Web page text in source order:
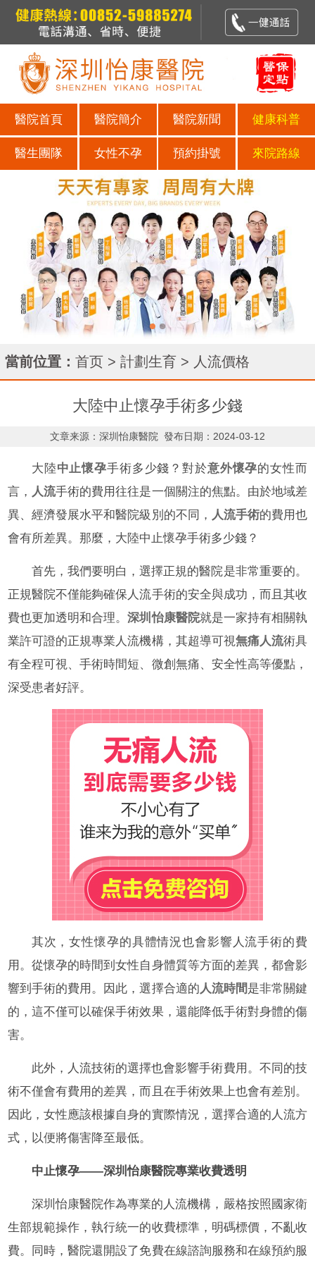
醫院首頁 醫院簡介 醫院新聞 健康科普
醫生團隊 女性不孕 預約掛號 來院路線
當前位置： 首页 > 計劃生育 > 人流價格
大陸中止懷孕手術多少錢
文章来源：深圳怡康醫院 發布日期：2024-03-12
大陸中止懷孕手術多少錢？對於意外懷孕的女性而
言， 人流手術的費用往往是一個關注的焦點。由於地域差
異、經濟發展水平和醫院級別的不同， 人流手術的費用也
會有所差異。那麼，大陸中止懷孕手術多少錢？
首先，我們要明白，選擇正規的醫院是非常重要的。
正規醫院不僅能夠確保人流手術的安全與成功，而且其收
費也更加透明和合理。深圳怡康醫院就是一家持有相關執
業許可證的正規專業人流機構，其超導可視無痛人流術具
有全程可視、手術時間短、微創無痛、安全性高等優點，
深受患者好評。
其次，女性懷孕的具體情況也會影響人流手術的費
用。從懷孕的時間到女性自身體質等方面的差異，都會影
響到手術的費用。因此，選擇合適的人流時間是非常關鍵
的，這不僅可以確保手術效果，還能降低手術對身體的傷
害。
此外，人流技術的選擇也會影響手術費用。不同的技
術不僅會有費用的差異，而且在手術效果上也會有差別。
因此，女性應該根據自身的實際情況，選擇合適的人流方
式，以便將傷害降至最低。
中止懷孕——深圳怡康醫院專業收費透明
深圳怡康醫院作為專業的人流機構，嚴格按照國家衛
生部規範操作，執行統一的收費標準，明碼標價，不亂收
費。同時，醫院還開設了免費在線諮詢服務和在線預約服